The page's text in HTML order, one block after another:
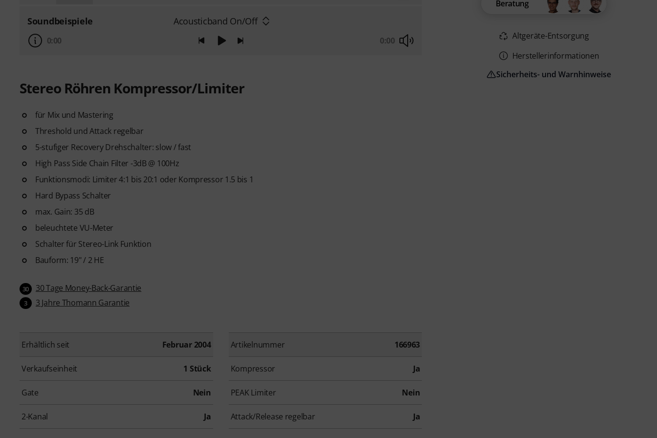
Soundbeispiele Acousticband On/Off
0:00 0:00
Stereo Röhren Kompressor/Limiter
für Mix und Mastering
Threshold und Attack regelbar
5-stufiger Recovery Drehschalter: slow / fast
High Pass Side Chain Filter -3dB @ 100Hz
Funktionsmodi: Limiter 4:1 bis 20:1 oder Kompressor 1.5 bis 1
Hard Bypass Schalter
max. Gain: 35 dB
beleuchtete VU-Meter
Schalter für Stereo-Link Funktion
Bauform: 19" / 2 HE
30 30 Tage Money-Back-Garantie
3 3 Jahre Thomann Garantie
Erhältlich seit Februar 2004 Artikelnummer 166963
Verkaufseinheit 1 Stück Kompressor Ja
Gate Nein PEAK Limiter Nein
2-Kanal Ja Attack/Release regelbar Ja
Beratung
Altgeräte-Entsorgung
Herstellerinformationen
Sicherheits- und Warnhinweise